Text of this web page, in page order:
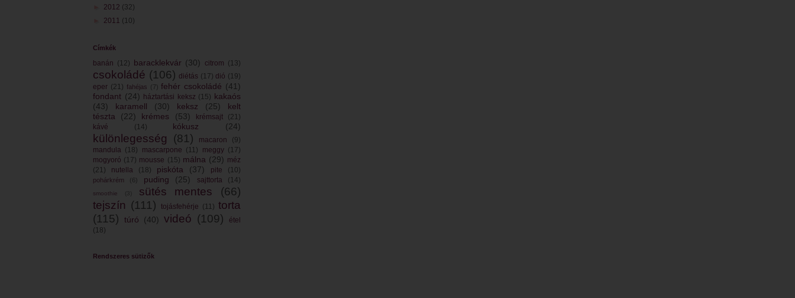
2012 (32)
2011 (10)
Címkék
banán (12) baracklekvár (30) citrom (13)
csokoládé (106) diétás (17) dió (19)
eper (21) fahéjas (7) fehér csokoládé (41)
fondant (24) háztartási keksz (15) kakaós
(43)
karamell (30) keksz (25)
kelt
tészta
(22) krémes (53) krémsajt
(21)
kávé
(14) kókusz (24)
különlegesség (81) macaron
(9)
mandula (18) mascarpone (11) meggy (17)
mogyoró (17) mousse (15) málna (29) méz
(21)
nutella (18) piskóta (37) pite (10)
pohárkrém (6) puding (25) sajttorta (14)
smoothie (3) sütés mentes
(66)
tejszín (111) tojásfehérje (11) torta
(115)
túró (40) videó (109)
étel
(18)
Rendszeres sütizők